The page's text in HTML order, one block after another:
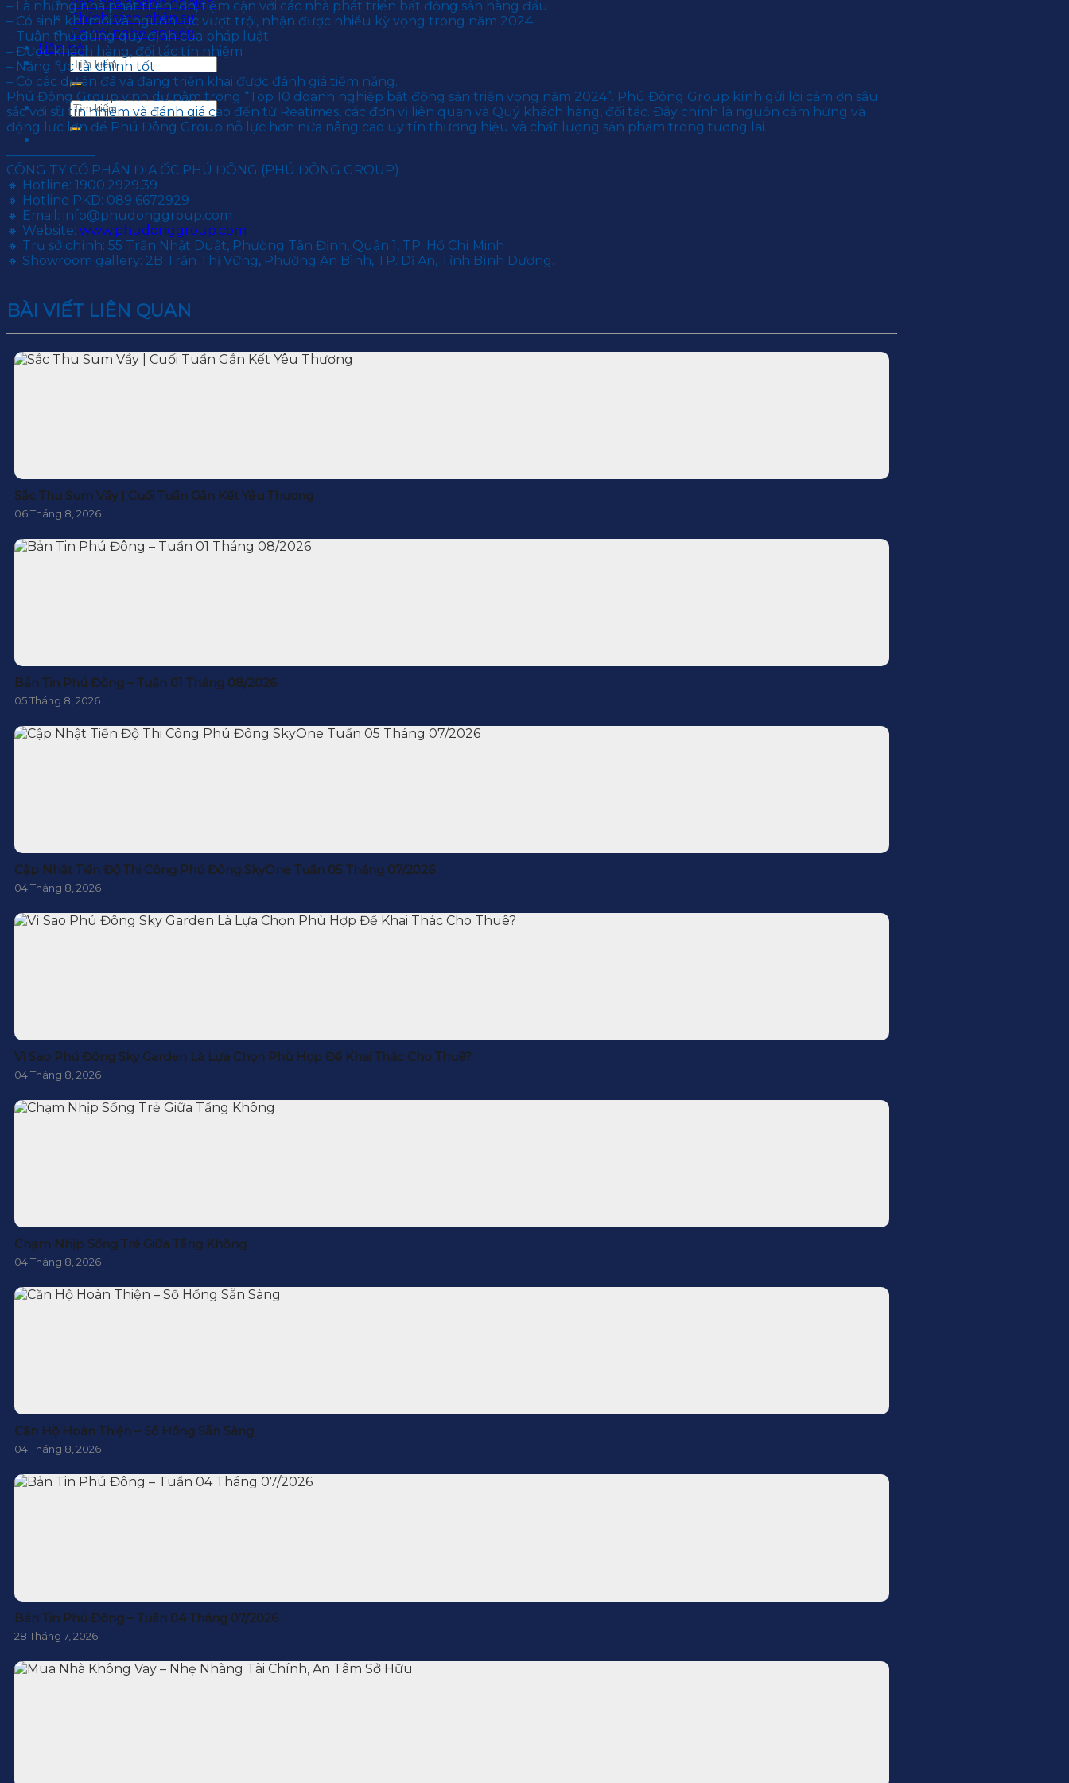
Chính sách nhân sự
Cơ hội nghề nghiệp
Liên hệ
– Là những nhà phát triển lớn, tiệm cận với các nhà phát triển bất động sản hàng đầu
– Có sinh khí mới và nguồn lực vượt trội, nhận được nhiều kỳ vọng trong năm 2024
– Tuân thủ đúng quy định của pháp luật
– Được khách hàng, đối tác tín nhiệm
– Năng lực tài chính tốt
– Có các dự án đã và đang triển khai được đánh giá tiềm năng.
Phú Đông Group vinh dự nằm trong “Top 10 doanh nghiệp bất động sản triển vọng năm 2024”. Phú Đông Group kính gửi lời cảm ơn sâu
sắc với sự tín nhiệm và đánh giá cao đến từ Reatimes, các đơn vị liên quan và Quý khách hàng, đối tác. Đây chính là nguồn cảm hứng và
động lực lớn để Phú Đông Group nỗ lực hơn nữa nâng cao uy tín thương hiệu và chất lượng sản phẩm trong tương lai.
———————
CÔNG TY CỔ PHẦN ĐỊA ỐC PHÚ ĐÔNG (PHÚ ĐÔNG GROUP)
🔸 Hotline: 1900.2929.39
🔸 Hotline PKD: 089 6672929
🔸 Email: info@phudonggroup.com
🔸 Website: www.phudonggroup.com
🔸 Trụ sở chính: 55 Trần Nhật Duật, Phường Tân Định, Quận 1, TP. Hồ Chí Minh
🔸 Showroom gallery: 2B Trần Thị Vững, Phường An Bình, TP. Dĩ An, Tỉnh Bình Dương.
BÀI VIẾT LIÊN QUAN
Sắc Thu Sum Vầy | Cuối Tuần Gắn Kết Yêu Thương
06 Tháng 8, 2026
Bản Tin Phú Đông – Tuần 01 Tháng 08/2026
05 Tháng 8, 2026
Cập Nhật Tiến Độ Thi Công Phú Đông SkyOne Tuần 05 Tháng 07/2026
04 Tháng 8, 2026
Vì Sao Phú Đông Sky Garden Là Lựa Chọn Phù Hợp Để Khai Thác Cho Thuê?
04 Tháng 8, 2026
Chạm Nhịp Sống Trẻ Giữa Tầng Không
04 Tháng 8, 2026
Căn Hộ Hoàn Thiện – Sổ Hồng Sẵn Sàng
04 Tháng 8, 2026
Bản Tin Phú Đông – Tuần 04 Tháng 07/2026
28 Tháng 7, 2026